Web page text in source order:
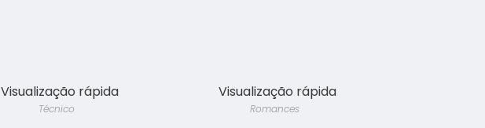
Visualização rápida
Técnico
Visualização rápida
Romances